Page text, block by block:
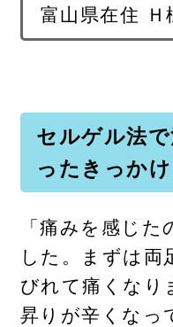
富山県在住
セルゲル法
ったきっか
「痛みを感じ
した。まずは両
びれて痛くなり
昇りが辛くなっ